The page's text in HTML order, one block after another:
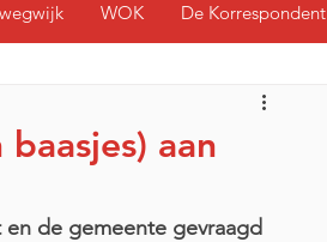
WOK De Korrespondent
aan
de gemeente gevraagd